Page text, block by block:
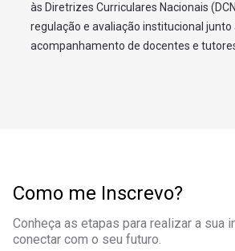
23
Fundamentos
Educação
às Diretrizes Curriculares Nacionais
regulação e avaliação institucional junto
acompanhamento de docentes e
Como me Inscrevo?
Conheça as etapas para realizar a sua
conectar com o seu futuro.